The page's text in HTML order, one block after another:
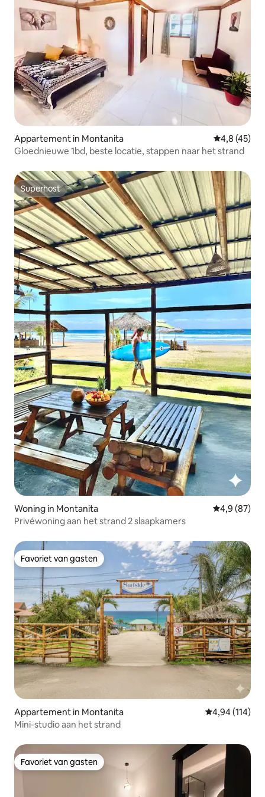
Appartement in Montanita
4,8 (45)
Gloednieuwe 1bd, beste locatie, stappen naar het strand
Superhost
Superhost
Woning in Montanita Gemiddelde
4,9 (87)
Privéwoning aan het strand 2 slaapkamers
Favoriet van gasten
Favoriet van gasten
Appartement in Montanita Gemiddelde
4,94 (114)
Mini-studio aan het strand
Favoriet van gasten
Favoriet van gasten